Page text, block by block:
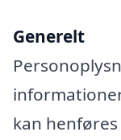
Generelt
kan